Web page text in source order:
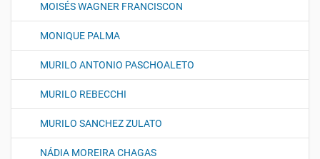
MOISÉS WAGNER FRANCISCON
MONIQUE PALMA
MURILO ANTONIO PASCHOALETO
MURILO REBECCHI
MURILO SANCHEZ ZULATO
NÁDIA MOREIRA CHAGAS